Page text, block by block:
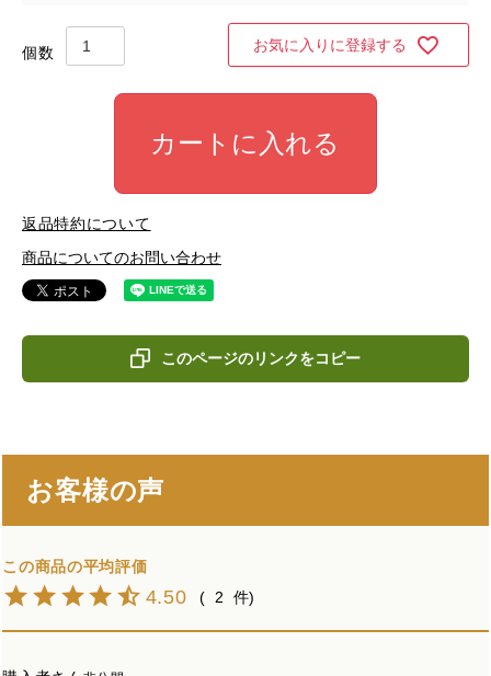
お気に入りに登録する
カートに入れる
返品特約について
商品についてのお問い合わせ
このページのリンクをコピー
お客様の声
4.50 2